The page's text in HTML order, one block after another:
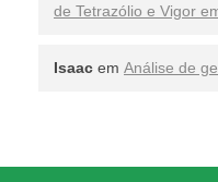
de Tetrazólio e Vigor
Isaac em Análise de